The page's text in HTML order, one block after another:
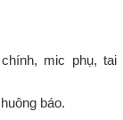
mic phụ, tai
báo.